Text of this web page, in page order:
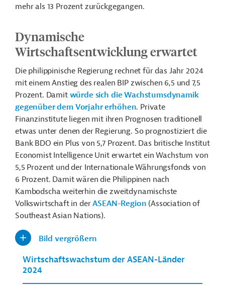
mehr als 13 Prozent zurückgegangen.
Dynamische
Wirtschaftsentwicklung erwartet
Die philippinische Regierung rechnet für das Jahr 2024
mit einem Anstieg des realen BIP zwischen 6,5 und 7,5
Prozent. Damit würde sich die Wachstumsdynamik
gegenüber dem Vorjahr erhöhen. Private
Finanzinstitute liegen mit ihren Prognosen traditionell
etwas unter denen der Regierung. So prognostiziert die
Bank BDO ein Plus von 5,7 Prozent. Das britische Institut
Economist Intelligence Unit erwartet ein Wachstum von
5,5 Prozent und der Internationale Währungsfonds von
6 Prozent. Damit wären die Philippinen nach
Kambodscha weiterhin die zweitdynamischste
Volkswirtschaft in derASEAN-Region (Association of
Southeast Asian Nations).
Bild vergrößern